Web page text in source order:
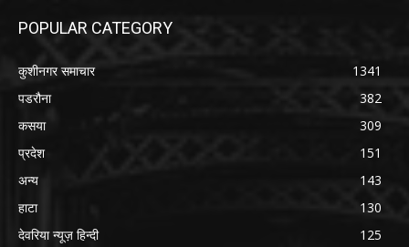
POPULAR CATEGORY
कुशीनगर समाचार
1341
पडरौना
382
कसया
309
प्रदेश
151
अन्य
143
हाटा
130
देवरिया न्यूज़ हिन्दी
125